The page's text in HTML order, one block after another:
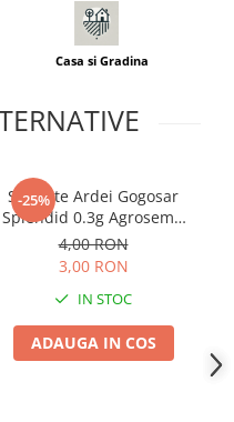
Casa si Gradina
-25%
Seminte Ardei Gogosar
Splendid 0.3g Agrosem -
Fructe Rosii si Pulpa
Foarte Groasa
4,00 RON
3,00 RON
IN STOC
ADAUGA IN COS